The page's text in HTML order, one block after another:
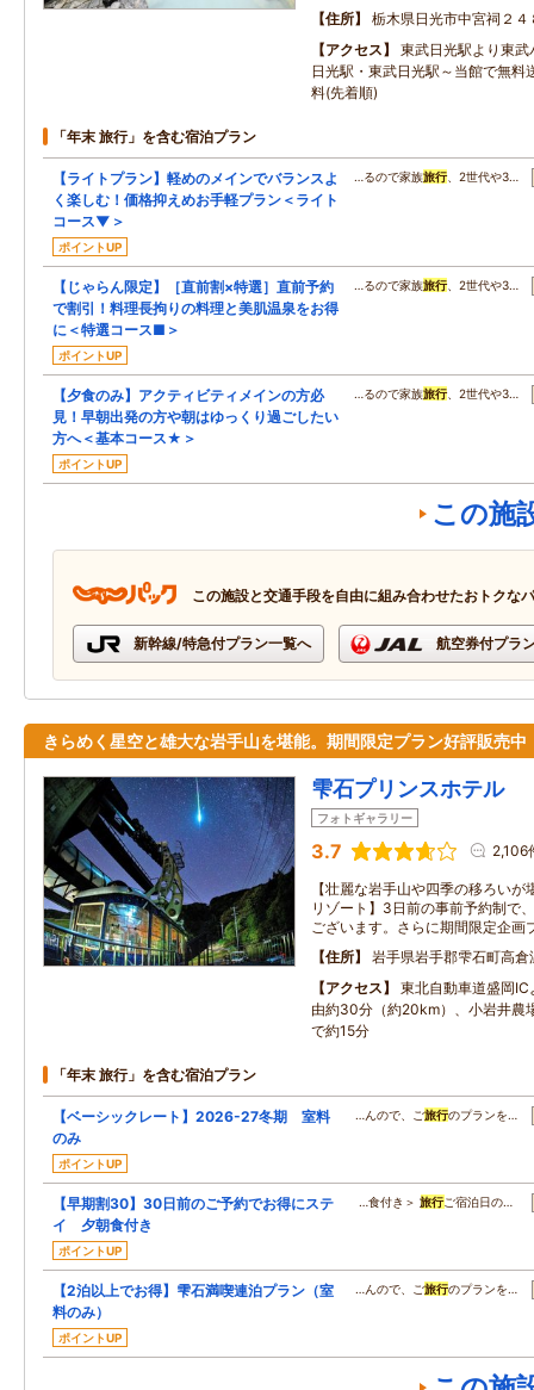
住所
栃木県日光市中宮祠２４
アクセス
東武日光駅より東
日光駅・東武日光駅～当館で無料
料(先着順)
「年末 旅行」を含む宿泊プラン
【ライトプラン】軽めのメインでバランスよ
く楽しむ！価格抑えめお手軽プラン＜ライト
コース▼＞
ポイントUP
…るので家族旅行、2世代や3…
【じゃらん限定】［直前割×特選］直前予約
で割引！料理長拘りの料理と美肌温泉をお得
に＜特選コース■＞
ポイントUP
…るので家族旅行、2世代や3…
【夕食のみ】アクティビティメインの方必
見！早朝出発の方や朝はゆっくり過ごしたい
方へ＜基本コース★＞
ポイントUP
…るので家族旅行、2世代や3…
この施
この施設と交通手段を自由に組み合わせたおトクな
新幹線/特急付プラン一覧へ 航空券付プラ
きらめく星空と雄大な岩手山を堪能。期間限定プラン好評販売中
雫石プリンスホテル
フォトギャラリー
3.7 2,106
【壮麗な岩手山や四季の移ろい
リゾート】3日前の事前予約制で
ございます。さらに期間限定企画
住所
岩手県岩手郡雫石町高倉
アクセス
東北自動車道盛岡
由約30分（約20km）、小岩井農
で約15分
「年末 旅行」を含む宿泊プラン
【ベーシックレート】2026-27冬期 室料
のみ
ポイントUP
…んので、ご旅行のプランを…
【早期割30】30日前のご予約でお得にステ
イ 夕朝食付き
ポイントUP
…食付き＞旅行ご宿泊日の…
【2泊以上でお得】雫石満喫連泊プラン（室
料のみ）
ポイントUP
…んので、ご旅行のプランを…